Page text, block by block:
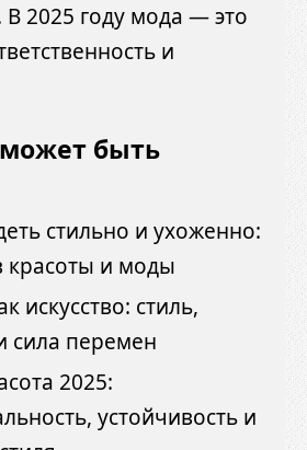
В 2025 году мода — это
и
быть
стильно и ухоженно:
красоты и моды
искусство: стиль,
сила перемен
2025:
устойчивость и